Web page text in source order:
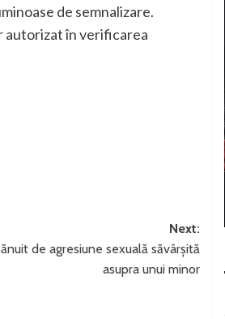
de semnalizare.
autorizat în verificarea
Next:
de agresiune sexuală săvârșită
asupra unui minor